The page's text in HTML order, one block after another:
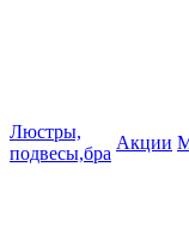
Люстры,
подвесы,бра
Акции